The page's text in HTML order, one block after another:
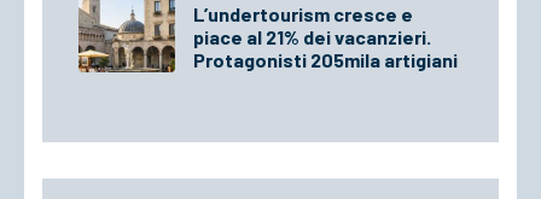
L’undertourism cresce e
piace al 21% dei vacanzieri.
Protagonisti 205mila artigiani